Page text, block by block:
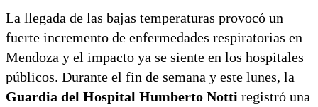
La llegada de las bajas temperaturas provocó un
fuerte incremento de enfermedades respiratorias en
Mendoza y el impacto ya se siente en los hospitales
públicos. Durante el fin de semana y este lunes, la
Guardia del Hospital Humberto Notti registró una